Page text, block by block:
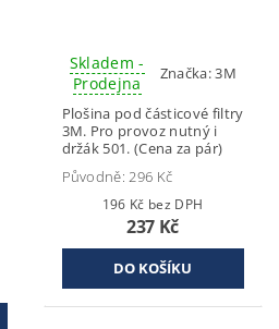
Skladem -
Prodejna
Značka:3M
Plošina pod částicové filtry
3M. Pro provoz nutný i
držák 501. (Cena za pár)
Původně:296 Kč
196 Kč bez DPH
237 Kč